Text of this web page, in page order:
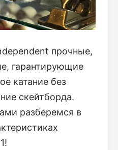
прочные,
гарантирующие
катание без
скейтборда.
разберемся в